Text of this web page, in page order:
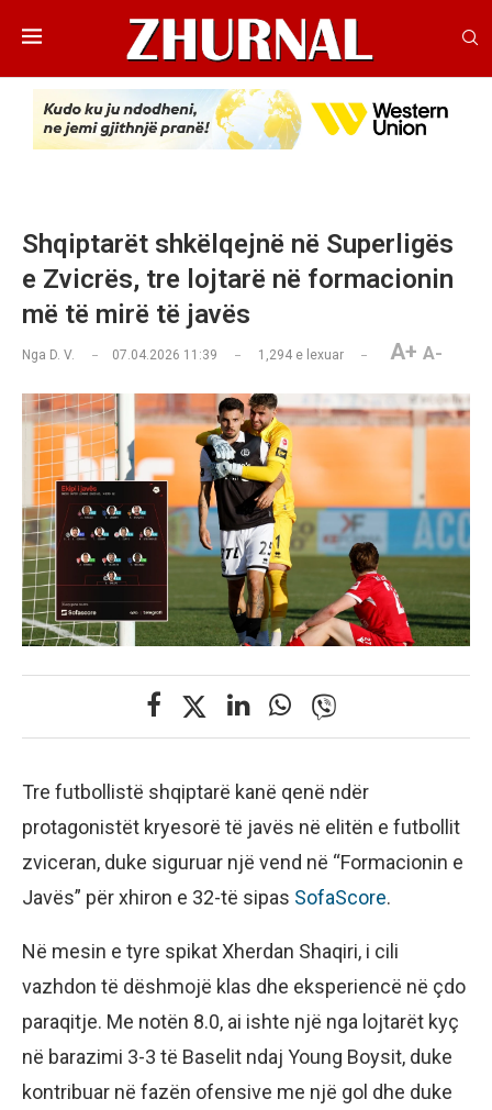
Shqiptarët shkëlqejnë në Superligës
e Zvicrës, tre lojtarë në formacionin
më të mirë të javës
Nga D. V. 07.04.2026 11:39 1,294 e lexuar A+ A-
Tre futbollistë shqiptarë kanë qenë ndër
protagonistët kryesorë të javës në elitën e futbollit
zviceran, duke siguruar një vend në “Formacionin e
Javës” për xhiron e 32-të sipas SofaScore.
Në mesin e tyre spikat Xherdan Shaqiri, i cili
vazhdon të dëshmojë klas dhe eksperiencë në çdo
paraqitje. Me notën 8.0, ai ishte një nga lojtarët kyç
në barazimi 3-3 të Baselit ndaj Young Boysit, duke
kontribuar në fazën ofensive me një gol dhe duke